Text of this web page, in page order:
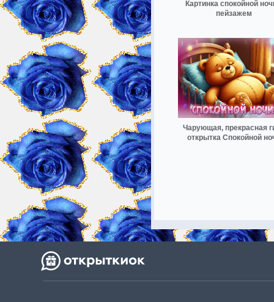
Картинка спокойной
пейзажем
Чарующая, прекрасная
открытка Спокойной